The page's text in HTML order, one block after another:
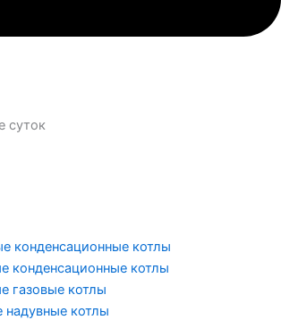
суток
конденсационные котлы
конденсационные котлы
газовые котлы
надувные котлы